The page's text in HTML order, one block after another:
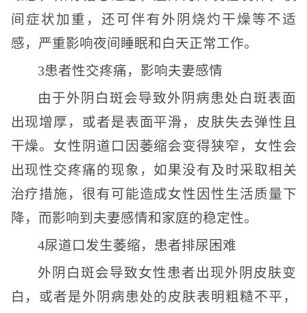
间症状加重，还可伴有外阴烧灼干燥等不适
感，严重影响夜间睡眠和白天正常工作。
3患者性交疼痛，影响夫妻感情
由于外阴白斑会导致外阴病患处白斑表面
出现增厚，或者是表面平滑，皮肤失去弹性且
干燥。女性阴道口因萎缩会变得狭窄，女性会
出现性交疼痛的现象，如果没有及时采取相关
治疗措施，很有可能造成女性因性生活质量下
降，而影响到夫妻感情和家庭的稳定性。
4尿道口发生萎缩，患者排尿困难
外阴白斑会导致女性患者出现外阴皮肤变
白，或者是外阴病患处的皮肤表明粗糙不平，